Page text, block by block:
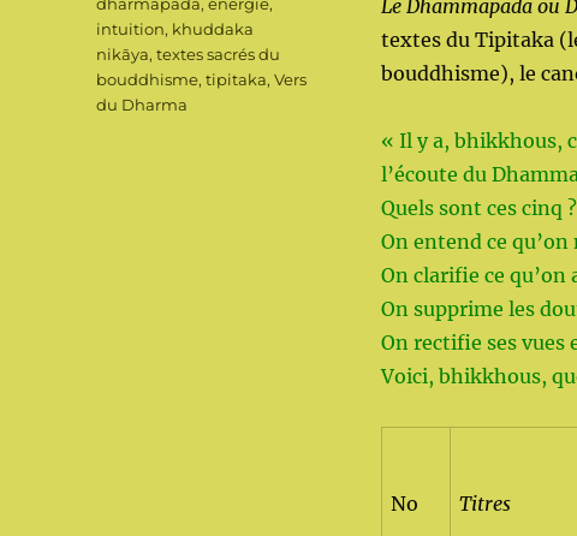
Le Dhammapada ou
textes du Tipitaka
bouddhisme), le
« Il y a, bhikkhous,
l’écoute du
Quels sont ces cinq ?
On entend ce qu’on
On clarifie ce qu’on
On supprime les
On rectifie ses vues
Voici, bhikkhous,
No Titres
intuition, khuddaka
nikāya,textes sacrés du
bouddhisme,tipitaka,Vers
du Dharma